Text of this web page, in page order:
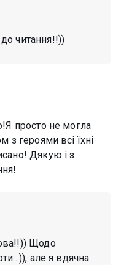
читання!!))
просто не могла
з героями всі їхні
Дякую і з
Щодо
але я вдячна